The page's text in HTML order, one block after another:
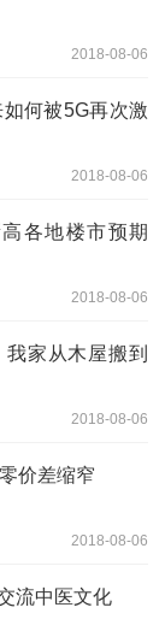
2018-08-06
何被5G再次激
2018-08-06
各地楼市预期
2018-08-06
家从木屋搬到
2018-08-06
价差缩窄
2018-08-06
流中医文化